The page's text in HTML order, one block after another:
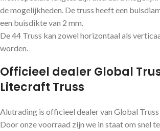
de mogelijkheden. De truss heeft een
een buisdikte van 2 mm.
De 44 Truss kan zowel horizontaal als
worden.
Officieel dealer Global
Litecraft Truss
Alutrading is officieel dealer van Global
Door onze voorraad zijn we in staat om snel